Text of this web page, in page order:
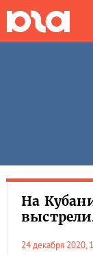
На
24 декабря 2020,